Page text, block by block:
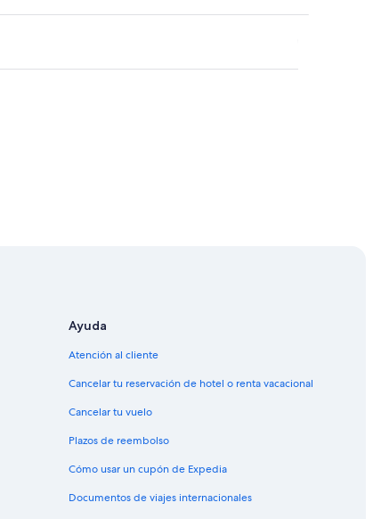
Ayuda
Atención al cliente
Cancelar tu reservación de hotel o renta vacacional
Cancelar tu vuelo
Plazos de reembolso
Cómo usar un cupón de Expedia
Documentos de viajes internacionales